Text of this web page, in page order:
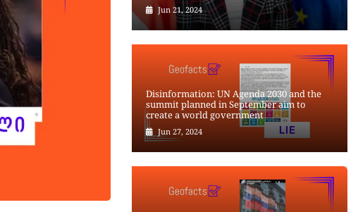
Jun 21, 2024
Disinformation: UN Agenda 2030 and the
summit planned in September aim to
create a world government
Jun 27, 2024